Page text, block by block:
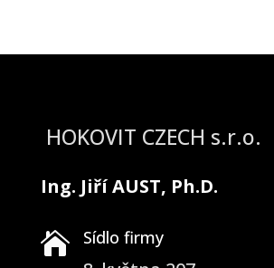
HOKOVIT CZECH s.r.o.
Ing. Jiří AUST, Ph.D.
 Sídlo firmy